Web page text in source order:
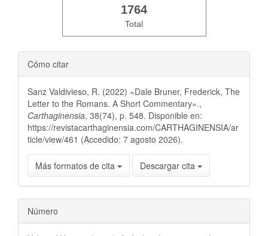
1764
Total
Cómo citar
Sanz Valdivieso, R. (2022) «Dale Bruner, Frederick, The
Letter to the Romans. A Short Commentary».,
Carthaginensia, 38(74), p. 548. Disponible en:
https://revistacarthaginensia.com/CARTHAGINENSIA/ar
ticle/view/461 (Accedido: 7 agosto 2026).
Más formatos de cita Descargar cita
Número